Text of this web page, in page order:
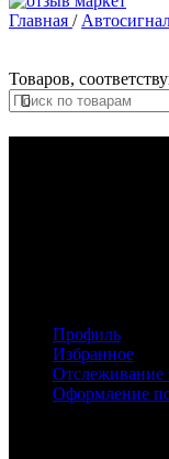
Главная /
Товаров,
Профиль
Избранное
Отслеживание
Оформление